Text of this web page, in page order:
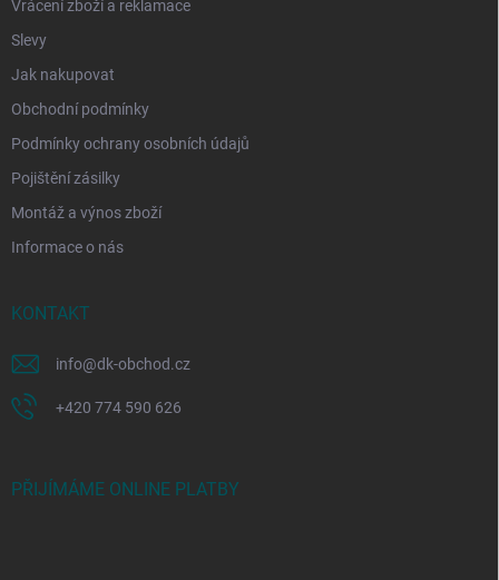
Vrácení zboží a reklamace
Slevy
Jak nakupovat
Obchodní podmínky
Podmínky ochrany osobních údajů
Pojištění zásilky
Montáž a výnos zboží
Informace o nás
KONTAKT
info@dk-obchod.cz
+420 774 590 626
PŘIJÍMÁME ONLINE PLATBY